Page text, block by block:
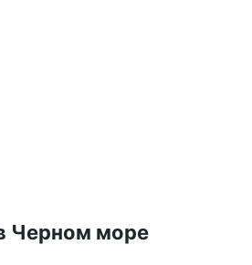
Черном море